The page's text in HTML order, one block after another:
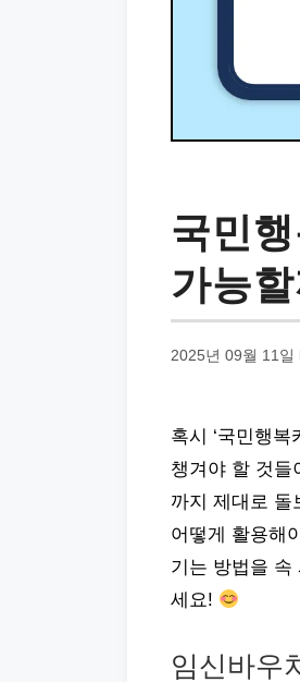
국민
가능
2025년 09월 11일
혹시 ‘국민행복
챙겨야 할 것들
까지 제대로 돌
어떻게 활용해
기는 방법을 속
세요!
임신바우